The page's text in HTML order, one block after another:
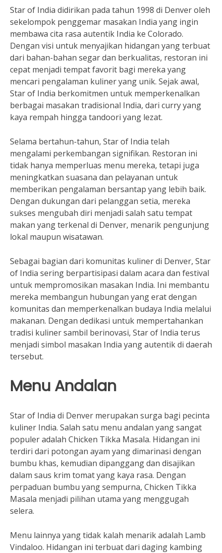
Star of India didirikan pada tahun 1998 di Denver oleh
sekelompok penggemar masakan India yang ingin
membawa cita rasa autentik India ke Colorado.
Dengan visi untuk menyajikan hidangan yang terbuat
dari bahan-bahan segar dan berkualitas, restoran ini
cepat menjadi tempat favorit bagi mereka yang
mencari pengalaman kuliner yang unik. Sejak awal,
Star of India berkomitmen untuk memperkenalkan
berbagai masakan tradisional India, dari curry yang
kaya rempah hingga tandoori yang lezat.
Selama bertahun-tahun, Star of India telah
mengalami perkembangan signifikan. Restoran ini
tidak hanya memperluas menu mereka, tetapi juga
meningkatkan suasana dan pelayanan untuk
memberikan pengalaman bersantap yang lebih baik.
Dengan dukungan dari pelanggan setia, mereka
sukses mengubah diri menjadi salah satu tempat
makan yang terkenal di Denver, menarik pengunjung
lokal maupun wisatawan.
Sebagai bagian dari komunitas kuliner di Denver, Star
of India sering berpartisipasi dalam acara dan festival
untuk mempromosikan masakan India. Ini membantu
mereka membangun hubungan yang erat dengan
komunitas dan memperkenalkan budaya India melalui
makanan. Dengan dedikasi untuk mempertahankan
tradisi kuliner sambil berinovasi, Star of India terus
menjadi simbol masakan India yang autentik di daerah
tersebut.
Menu Andalan
Star of India di Denver merupakan surga bagi pecinta
kuliner India. Salah satu menu andalan yang sangat
populer adalah Chicken Tikka Masala. Hidangan ini
terdiri dari potongan ayam yang dimarinasi dengan
bumbu khas, kemudian dipanggang dan disajikan
dalam saus krim tomat yang kaya rasa. Dengan
perpaduan bumbu yang sempurna, Chicken Tikka
Masala menjadi pilihan utama yang menggugah
selera.
Menu lainnya yang tidak kalah menarik adalah Lamb
Vindaloo. Hidangan ini terbuat dari daging kambing